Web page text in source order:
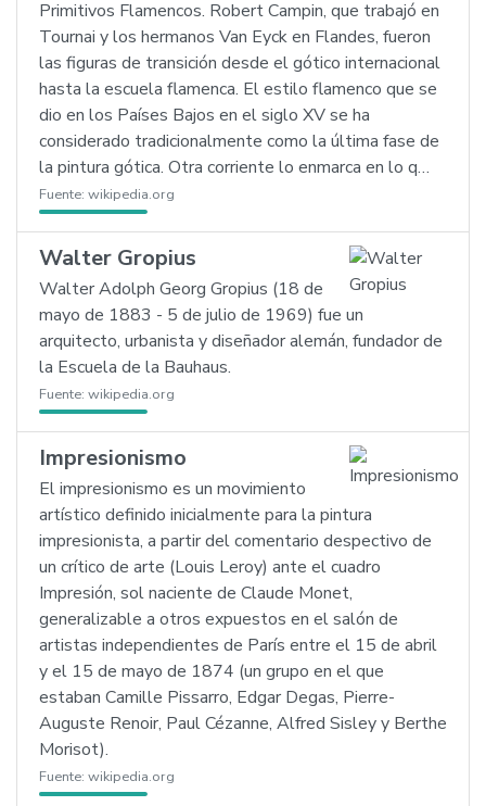
Primitivos Flamencos. Robert Campin, que trabajó en
Tournai y los hermanos Van Eyck en Flandes, fueron
las figuras de transición desde el gótico internacional
hasta la escuela flamenca. El estilo flamenco que se
dio en los Países Bajos en el siglo XV se ha
considerado tradicionalmente como la última fase de
la pintura gótica. Otra corriente lo enmarca en lo q…
Fuente: wikipedia.org
Walter Gropius
Walter Adolph Georg Gropius (18 de
mayo de 1883 - 5 de julio de 1969) fue un
arquitecto, urbanista y diseñador alemán, fundador de
la Escuela de la Bauhaus.
Fuente: wikipedia.org
Impresionismo
El impresionismo es un movimiento
artístico definido inicialmente para la pintura
impresionista, a partir del comentario despectivo de
un crítico de arte (Louis Leroy) ante el cuadro
Impresión, sol naciente de Claude Monet,
generalizable a otros expuestos en el salón de
artistas independientes de París entre el 15 de abril
y el 15 de mayo de 1874 (un grupo en el que
estaban Camille Pissarro, Edgar Degas, Pierre-
Auguste Renoir, Paul Cézanne, Alfred Sisley y Berthe
Morisot).
Fuente: wikipedia.org